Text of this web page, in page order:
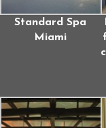
Standard Spa
Miami